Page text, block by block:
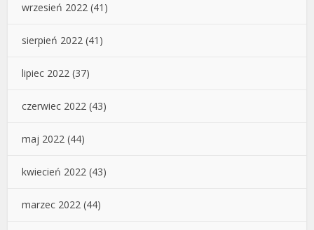
wrzesień 2022 (41)
sierpień 2022 (41)
lipiec 2022 (37)
czerwiec 2022 (43)
maj 2022 (44)
kwiecień 2022 (43)
marzec 2022 (44)